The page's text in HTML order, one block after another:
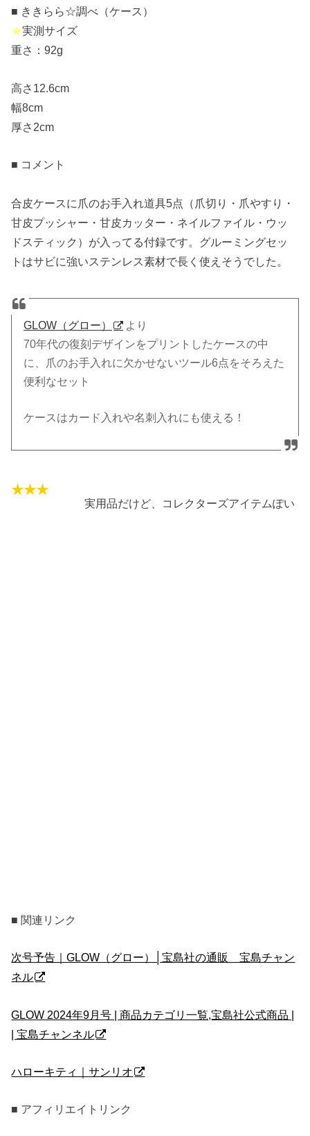
■ ききらら☆調べ（ケース）
★実測サイズ
重さ：92g
高さ12.6cm
幅8cm
厚さ2cm
■ コメント
合皮ケースに爪のお手入れ道具5点（爪切り・爪やすり・
甘皮プッシャー・甘皮カッター・ネイルファイル・ウッ
ドスティック）が入ってる付録です。グルーミングセッ
トはサビに強いステンレス素材で長く使えそうでした。
GLOW（グロー）
より
70年代の復刻デザインをプリントしたケースの中
に、爪のお手入れに欠かせないツール6点をそろえた
便利なセット
ケースはカード入れや名刺入れにも使える！
実用品だけど、コレクターズアイテムぽい
■ 関連リンク
次号予告｜GLOW（グロー）│宝島社の通販 宝島チャン
ネル
GLOW 2024年9月号 | 商品カテゴリ一覧,宝島社公式商品 |
| 宝島チャンネル
ハローキティ｜サンリオ
■ アフィリエイトリンク